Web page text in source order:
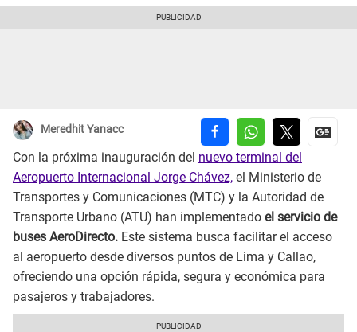
Meredhit Yanacc
Con la próxima inauguración del nuevo terminal del
Aeropuerto Internacional Jorge Chávez, el Ministerio de
Transportes y Comunicaciones (MTC) y la Autoridad de
Transporte Urbano (ATU) han implementado el servicio de
buses AeroDirecto. Este sistema busca facilitar el acceso
al aeropuerto desde diversos puntos de Lima y Callao,
ofreciendo una opción rápida, segura y económica para
pasajeros y trabajadores.